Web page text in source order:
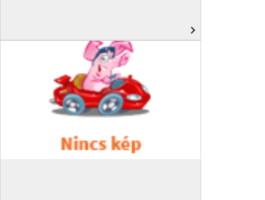
navigate_next